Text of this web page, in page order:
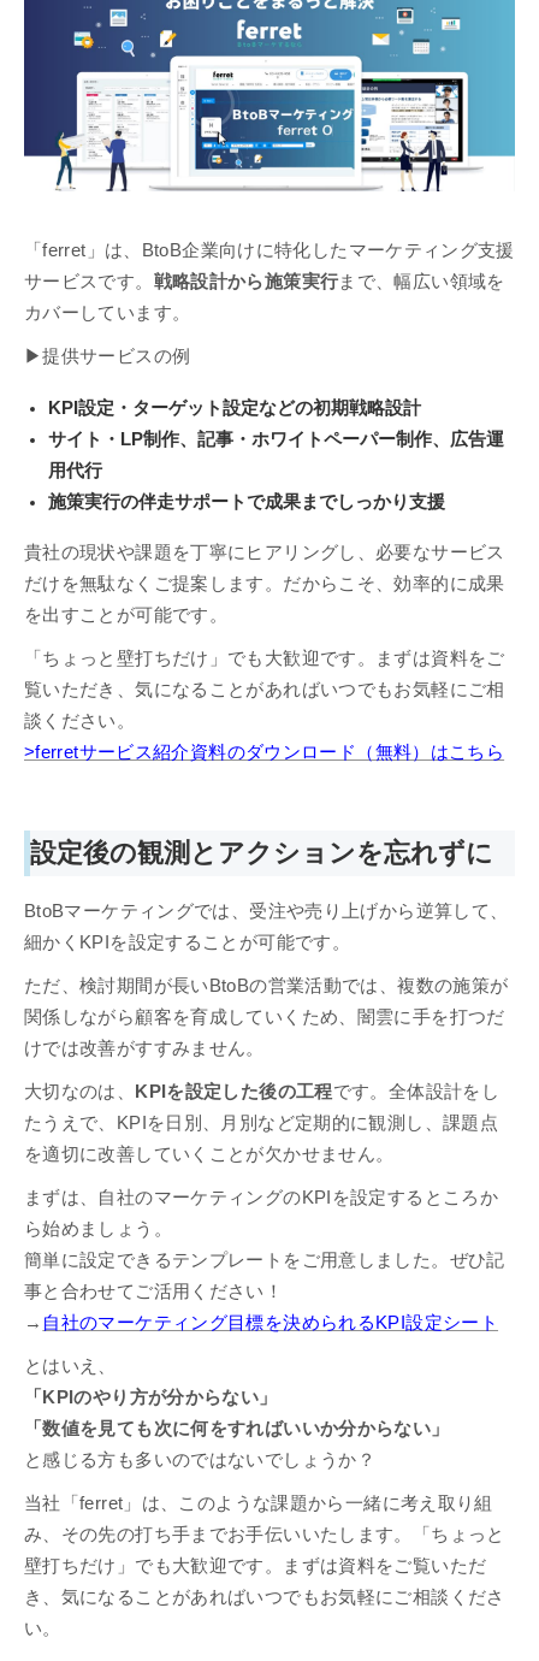
「ferret」は、BtoB企業向けに特化したマーケティング支援
サービスです。 戦略設計から施策実行まで、幅広い領域を
カバーしています。
▶提供サービスの例
KPI設定・ターゲット設定などの初期戦略設計
サイト・LP制作、記事・ホワイトペーパー制作、広告運
用代行
施策実行の伴走サポートで成果までしっかり支援
貴社の現状や課題を丁寧にヒアリングし、必要なサービス
だけを無駄なくご提案します。だからこそ、効率的に成果
を出すことが可能です。
「ちょっと壁打ちだけ」でも大歓迎です。まずは資料をご
覧いただき、気になることがあればいつでもお気軽にご相
談ください。​​​​​​​
>ferretサービス紹介資料のダウンロード（無料）はこちら
設定後の観測とアクションを忘れずに
BtoBマーケティングでは、受注や売り上げから逆算して、
細かくKPIを設定することが可能です。
ただ、検討期間が長いBtoBの営業活動では、複数の施策が
関係しながら顧客を育成していくため、闇雲に手を打つだ
けでは改善がすすみません。
大切なのは、 KPIを設定した後の工程です。全体設計をし
たうえで、KPIを日別、月別など定期的に観測し、課題点
を適切に改善していくことが欠かせません。
まずは、自社のマーケティングのKPIを設定するところか
ら始めましょう。
簡単に設定できるテンプレートをご用意しました。ぜひ記
事と合わせてご活用ください！
→ 自社のマーケティング目標を決められるKPI設定シート
とはいえ、
「KPIのやり方が分からない」
「数値を見ても次に何をすればいいか分からない」
と感じる方も多いのではないでしょうか？
当社「ferret」は、このような課題から一緒に考え取り組
み、その先の打ち手までお手伝いいたします。「ちょっと
壁打ちだけ」でも大歓迎です。まずは資料をご覧いただ
き、気になることがあればいつでもお気軽にご相談くださ
い。